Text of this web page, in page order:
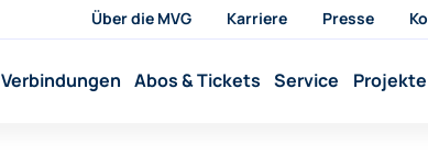
Über die MVG Karriere Presse
Verbindungen Abos & Tickets Service Projekte